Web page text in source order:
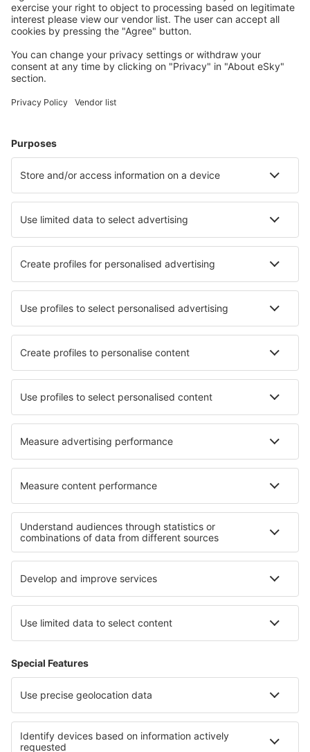
Cazarea preferată
Alege din peste 1,3 mil. de opţiuni: hoteluri, cabane,
Cele mai căutate hoteluri de către utilizatorii eSky
Hoteluri în Roma
Hoteluri în Milano Hoteluri în Florenţa
Hoteluri în Villasimius Hoteluri în Imperia
Hoteluri în Mascali Hoteluri în Grado
Cele mai bune hoteluri - orașe
Hoteluri în Ustronie Morskie Hoteluri în Mesenich
Hoteluri în Bernay Hoteluri în Montagnac-sur-Auvignon
Hoteluri în Riedlingen Hoteluri în Atolul Dhaalu
Cele mai bune hoteluri - regiuni
Hoteluri in Toscana Hoteluri in Umbria
Hoteluri în Coasta Amalfi Hoteluri in Lacul Maggiore
Hoteluri in Pejo Fonti Hoteluri Caprivi
Hoteluri în Burgundia Hoteluri în Insulele Virgine Americane